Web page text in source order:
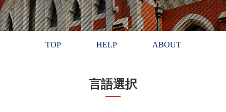
TOP HELP ABOUT
言語選択